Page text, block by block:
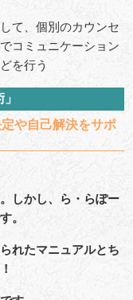
て、個別のカウンセ
コミュニケーション
を行う
や自己解決をサポ
しかし、ら・らぽー
。
れたマニュアルとち